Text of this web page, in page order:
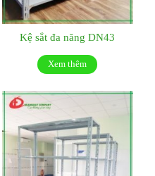
Kệ sắt đa năng DN43
Xem thêm